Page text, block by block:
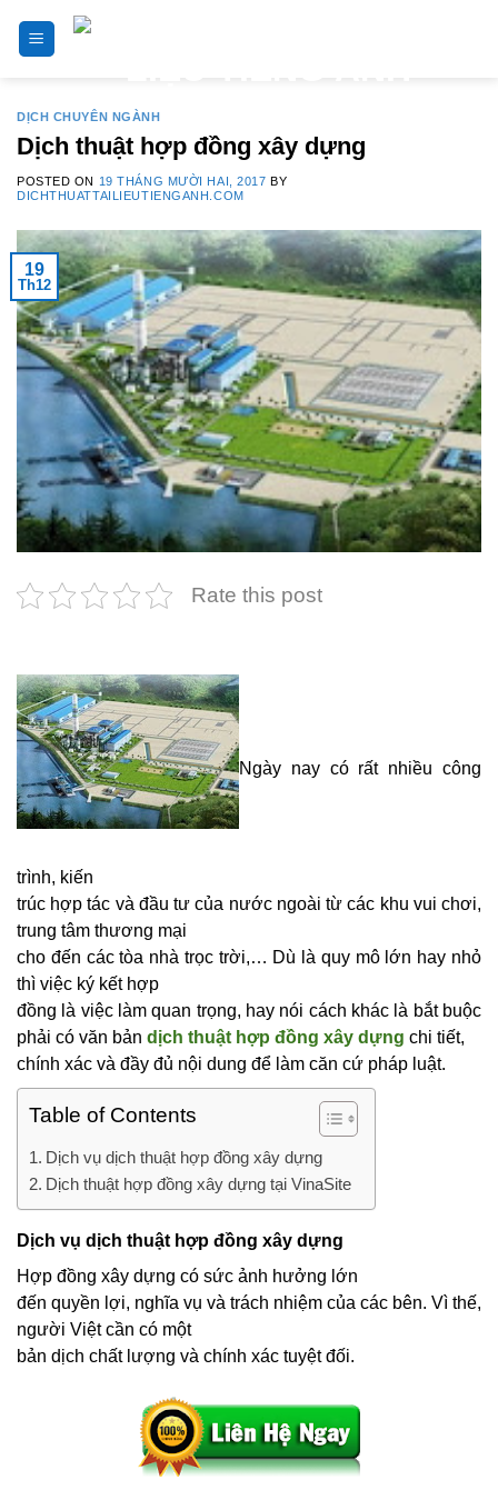
DỊCH CHUYÊN NGÀNH
Dịch thuật hợp đồng xây dựng
POSTED ON 19 THÁNG MƯỜI HAI, 2017 BY
DICHTHUATTAILIEUTIENGANH.COM
19
Th12
Rate this post
Ngày nay có rất nhiều công
trình, kiến
trúc hợp tác và đầu tư của nước ngoài từ các khu vui chơi,
trung tâm thương mại
cho đến các tòa nhà trọc trời,… Dù là quy mô lớn hay nhỏ
thì việc ký kết hợp
đồng là việc làm quan trọng, hay nói cách khác là bắt buộc
phải có văn bản dịch thuật hợp đồng xây dựng chi tiết,
chính xác và đầy đủ nội dung để làm căn cứ pháp luật.
Table of Contents
Dịch vụ dịch thuật hợp đồng xây dựng
Dịch thuật hợp đồng xây dựng tại VinaSite
Dịch vụ dịch thuật hợp đồng xây dựng
Hợp đồng xây dựng có sức ảnh hưởng lớn
đến quyền lợi, nghĩa vụ và trách nhiệm của các bên. Vì thế,
người Việt cần có một
bản dịch chất lượng và chính xác tuyệt đối.